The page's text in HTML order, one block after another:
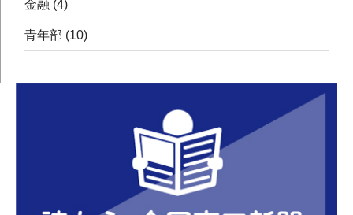
金融 (4)
青年部 (10)